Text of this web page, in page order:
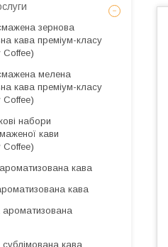
зернова
кава преміум-класу
Coffee)
мелена
кава преміум-класу
Coffee)
набори
кави
Coffee)
кава
кава
ароматизована
сублімована кава